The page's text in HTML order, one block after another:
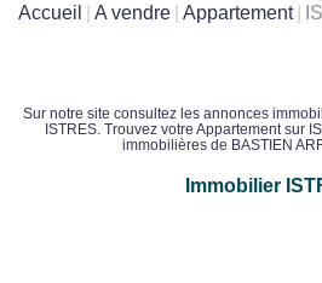
Accueil A vendre Appartement
Sur notre site consultez les annonces
ISTRES. Trouvez votre Appartement sur
immobilières de BASTIEN
Immobilier